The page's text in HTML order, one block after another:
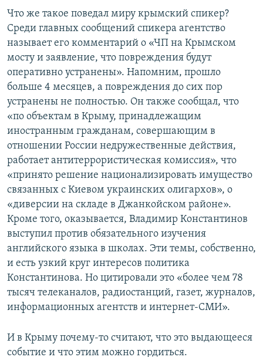
Что же такое поведал миру крымский спикер?
Среди главных сообщений спикера агентство
называет его комментарий о «ЧП на Крымском
мосту и заявление, что повреждения будут
оперативно устранены». Напомним, прошло
больше 4 месяцев, а повреждения до сих пор
устранены не полностью. Он также сообщал, что
«по объектам в Крыму, принадлежащим
иностранным гражданам, совершающим в
отношении России недружественные действия,
работает антитеррористическая комиссия», что
«принято решение национализировать имущество
связанных с Киевом украинских олигархов», о
«диверсии на складе в Джанкойском районе».
Кроме того, оказывается, Владимир Константинов
выступил против обязательного изучения
английского языка в школах. Эти темы, собственно,
и есть узкий круг интересов политика
Константинова. Но цитировали это «более чем 78
тысяч телеканалов, радиостанций, газет, журналов,
информационных агентств и интернет-СМИ».
И в Крыму почему-то считают, что это выдающееся
событие и что этим можно гордиться.